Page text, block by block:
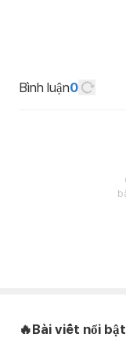
Bình luận0
🔥Bài viết nổi